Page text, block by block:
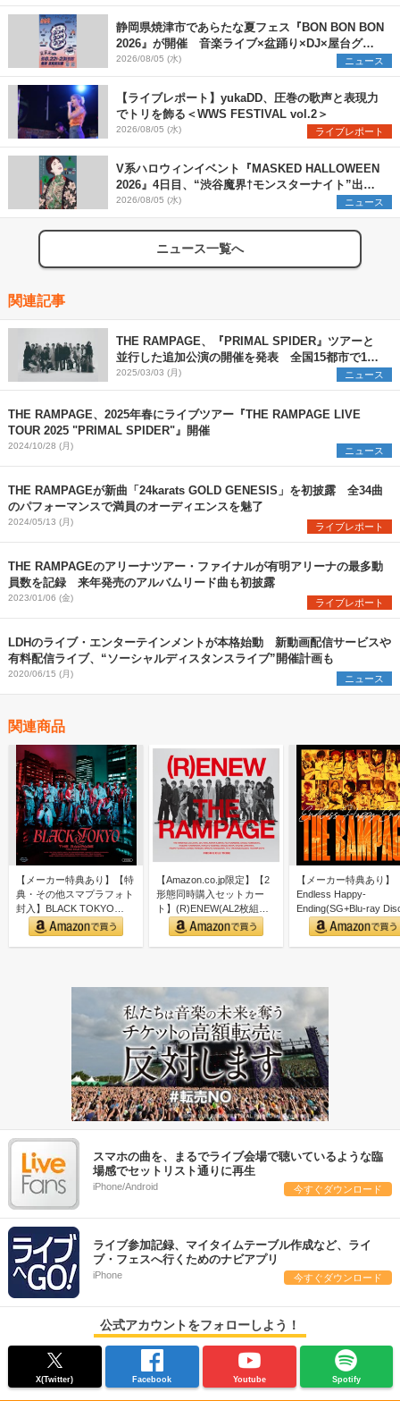
静岡県焼津市であらたな夏フェス『BON BON BON
2026』が開催 音楽ライブ×盆踊り×DJ×屋台グル
メ×ランタンナイトで彩る2日間
2026/08/05 (水) ニュース
【ライブレポート】yukaDD、圧巻の歌声と表現力
でトリを飾る＜WWS FESTIVAL vol.2＞
2026/08/05 (水) ライブレポート
V系ハロウィンイベント『MASKED HALLOWEEN
2026』4日目、“渋谷魔界†モンスターナイト”出演6
組を発表
2026/08/05 (水) ニュース
ニュース一覧へ
関連記事
THE RAMPAGE、『PRIMAL SPIDER』ツアーと
並行した追加公演の開催を発表 全国15都市で15
公演を予定
2025/03/03 (月) ニュース
THE RAMPAGE、2025年春にライブツアー『THE RAMPAGE LIVE
TOUR 2025 "PRIMAL SPIDER"』開催
2024/10/28 (月) ニュース
THE RAMPAGEが新曲「24karats GOLD GENESIS」を初披露 全34曲
のパフォーマンスで満員のオーディエンスを魅了
2024/05/13 (月) ライブレポート
THE RAMPAGEのアリーナツアー・ファイナルが有明アリーナの最多動
員数を記録 来年発売のアルバムリード曲も初披露
2023/01/06 (金) ライブレポート
LDHのライブ・エンターテインメントが本格始動 新動画配信サービスや
有料配信ライブ、“ソーシャルディスタンスライブ”開催計画も
2020/06/15 (月) ニュース
関連商品
【メーカー特典あり】【特
典・その他スマプラフォト
封入】BLACK TOKYO
(SG+DVD) (…
【Amazon.co.jp限定】【2
形態同時購入セットカー
ト】(R)ENEW(AL2枚組
+DVD(…
【メーカー特典あり】
Endless Happy-
Ending(SG+Blu-ray
(L…
スマホの曲を、まるでライブ会場で聴いているような臨
場感でセットリスト通りに再生
iPhone/Android 今すぐダウンロード
ライブ参加記録、マイタイムテーブル作成など、ライ
ブ・フェスへ行くためのナビアプリ
iPhone 今すぐダウンロード
公式アカウントをフォローしよう！
X(Twitter) Facebook Youtube Spotify